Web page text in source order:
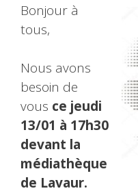
Bonjour à
tous,
Nous avons
besoin de
vous ce jeudi
13/01 à 17h30
devant la
médiathèque
de Lavaur.